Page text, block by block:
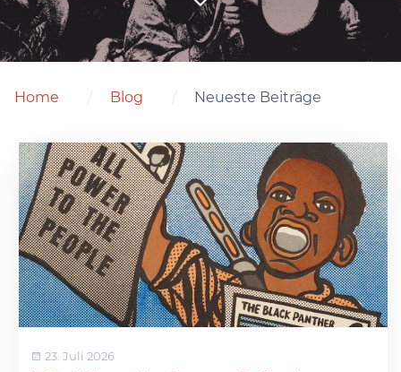
Home Blog Neueste Beiträge
23. Juli 2026